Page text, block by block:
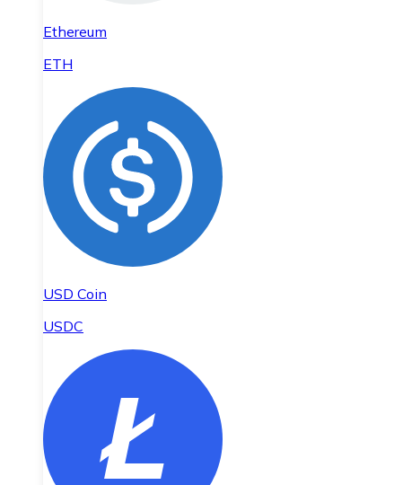
Ethereum
ETH
USD Coin
USDC